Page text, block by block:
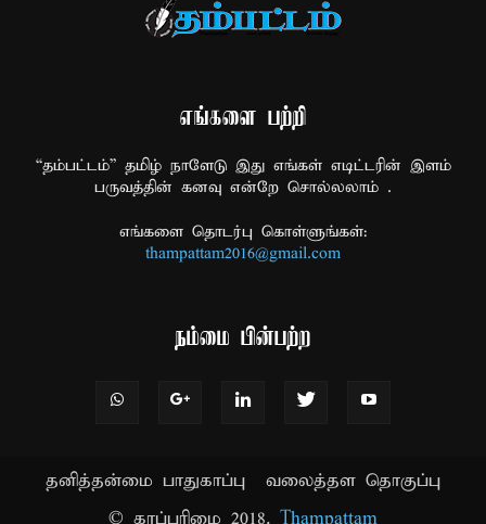
எங்களை பற்றி
“தம்பட்டம்” தமிழ் நாளேடு இது எங்கள் எடிட்டரின் இளம்
பருவத்தின் கனவு என்றே சொல்லலாம் .
எங்களை தொடர்பு கொள்ளுங்கள்:
thampattam2016@gmail.com
நம்மை பின்பற்ற
தனித்தன்மை பாதுகாப்பு
வலைத்தள தொகுப்பு